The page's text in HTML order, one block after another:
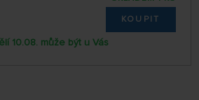
KOUPIT
10.08. může být u Vás